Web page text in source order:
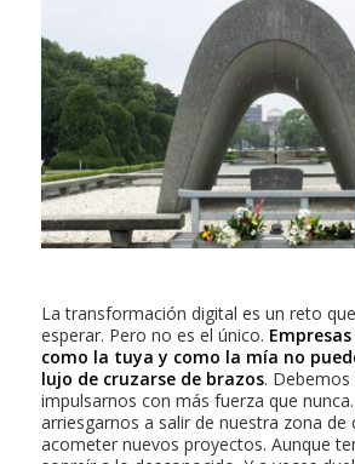
La transformación digital es un reto
esperar. Pero no es el único.
como la tuya y como la mía no
lujo de cruzarse de brazos. Debemos
impulsarnos con más fuerza que
arriesgarnos a salir de nuestra zona de
acometer nuevos proyectos. Aunque